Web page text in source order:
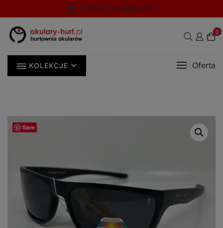
to
content
TWOJE ZAMÓWIENIE
0
KOLEKCJE Oferta
Save
modal-check